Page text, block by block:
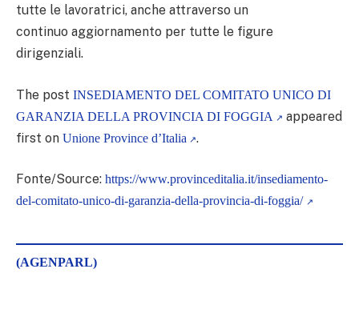
tutte le lavoratrici, anche attraverso un
continuo aggiornamento per tutte le figure
dirigenziali.
The post INSEDIAMENTO DEL COMITATO UNICO DI
GARANZIA DELLA PROVINCIA DI FOGGIA
appeared
first on Unione Province d’Italia .
Fonte/Source: https://www.provinceditalia.it/insediamento-
del-comitato-unico-di-garanzia-della-provincia-di-foggia/
(AGENPARL)